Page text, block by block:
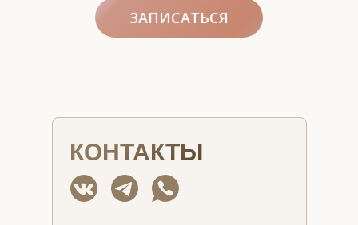
ЗАПИСАТЬСЯ
КОНТАКТЫ